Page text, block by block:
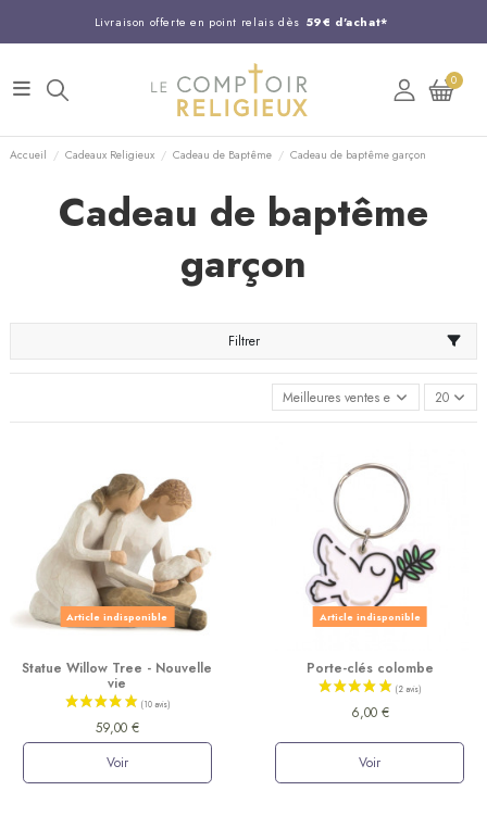
Livraison offerte en point relais dès 59€ d'achat*
Entreprise Française familiale
Support client disponible au 03 20 24 74 15
Commandez avant 14H, expédition le jour même !
0
Accueil Cadeaux Religieux Cadeau de Baptême Cadeau de baptême garçon
Cadeau de baptême
garçon
Filtrer
Meilleures ventes en premier
20
Article indisponible
Statue Willow Tree - Nouvelle
vie
59,00 €
Voir
Article indisponible
Porte-clés colombe
6,00 €
Voir